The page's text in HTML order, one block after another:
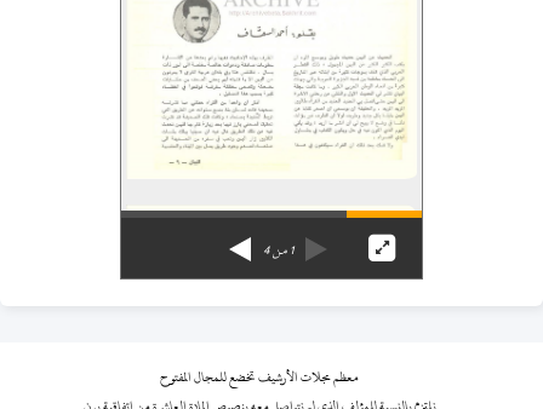
1من4
معظم مجلات الأرشيف تخضع للمجال المفتوح